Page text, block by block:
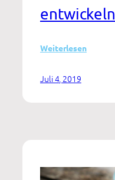
entwickeln
Weiterlesen:
Juli 4, 2019